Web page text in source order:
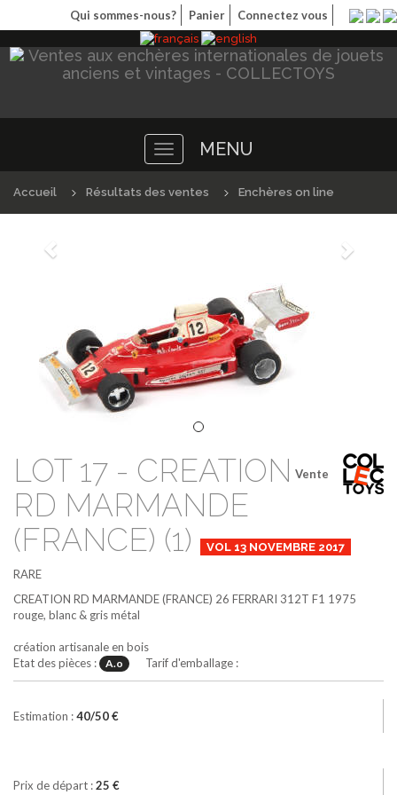
Qui sommes-nous? Panier Connectez vous
Toggle
navigation
MENU
Accueil Résultats des ventes Enchères on line
Précédént
Vente
LOT 17 - CREATION
RD MARMANDE
(FRANCE) (1)
VOL 13 NOVEMBRE 2017
RARE
CREATION RD MARMANDE (FRANCE) 26 FERRARI 312T F1 1975
rouge, blanc & gris métal
création artisanale en bois
Etat des pièces :
A.o Tarif d'emballage :
Estimation :40/50 €
Prix de départ :25 €